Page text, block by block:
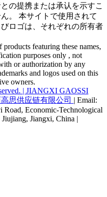
の提携または承认を示すこ
。 本サイトで使用されて
ロゴは、それぞれの所有者
featuring these names,
purposes only , not
or authorization by any
and logos used on this
owners.
| JIANGXI GAOSSI
思供应链有限公司 | Email:
Road, Economic-Technological
Jiangxi, China |